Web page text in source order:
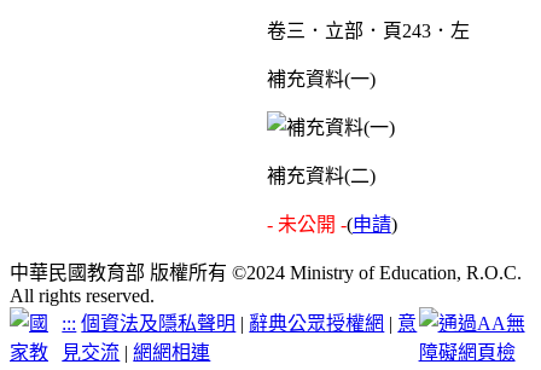
卷三．立部．頁243．左
補充資料(一)
補充資料(二)
- 未公開 -(申請)
中華民國教育部 版權所有 ©2024 Ministry of Education, R.O.C.
All rights reserved.
::: 個資法及隱私聲明 | 辭典公眾授權網 | 意
見交流 |網網相連